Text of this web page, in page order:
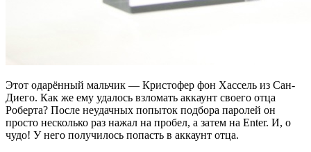
Этот одарённый мальчик — Кристофер фон Хассель из Сан-
Диего. Как же ему удалось взломать аккаунт своего отца
Роберта? После неудачных попыток подбора паролей он
просто несколько раз нажал на пробел, а затем на Enter. И, о
чудо! У него получилось попасть в аккаунт отца.